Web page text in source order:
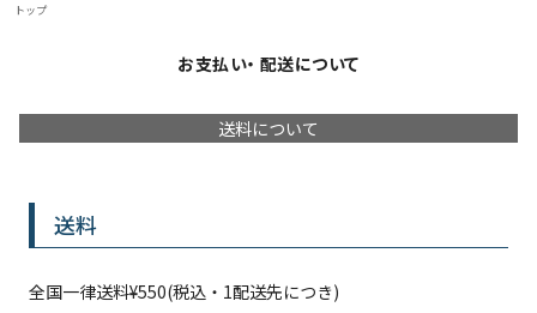
トップ
お支払い・ 配送について
送料について
送料
全国一律送料¥550(税込・1配送先につき)